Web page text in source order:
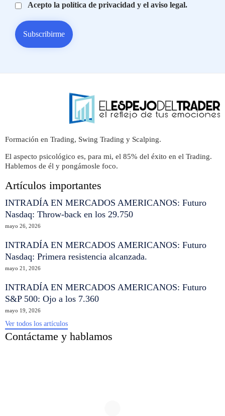
Acepto la política de privacidad y el aviso legal.
Formación en Trading, Swing Trading y Scalping.
El aspecto psicológico es, para mi, el 85% del éxito en el Trading.
Hablemos de él y pongámosle foco.
Artículos importantes
INTRADÍA EN MERCADOS AMERICANOS: Futuro
Nasdaq: Throw-back en los 29.750
mayo 26, 2026
INTRADÍA EN MERCADOS AMERICANOS: Futuro
Nasdaq: Primera resistencia alcanzada.
mayo 21, 2026
INTRADÍA EN MERCADOS AMERICANOS: Futuro
S&P 500: Ojo a los 7.360
mayo 19, 2026
Ver todos los artículos
Contáctame y hablamos